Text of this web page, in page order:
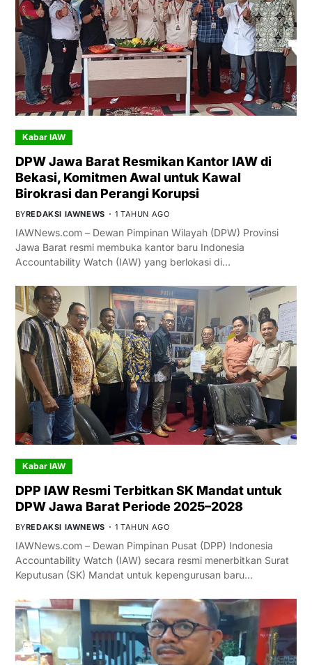
Kabar IAW
DPW Jawa Barat Resmikan Kantor IAW di
Bekasi, Komitmen Awal untuk Kawal
Birokrasi dan Perangi Korupsi
BYREDAKSI IAWNEWS 1 TAHUN AGO
IAWNews.com – Dewan Pimpinan Wilayah (DPW) Provinsi
Jawa Barat resmi membuka kantor baru Indonesia
Accountability Watch (IAW) yang berlokasi di…
Kabar IAW
DPP IAW Resmi Terbitkan SK Mandat untuk
DPW Jawa Barat Periode 2025–2028
BYREDAKSI IAWNEWS 1 TAHUN AGO
IAWNews.com – Dewan Pimpinan Pusat (DPP) Indonesia
Accountability Watch (IAW) secara resmi menerbitkan Surat
Keputusan (SK) Mandat untuk kepengurusan baru…